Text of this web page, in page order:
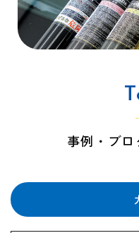
事例・ブ